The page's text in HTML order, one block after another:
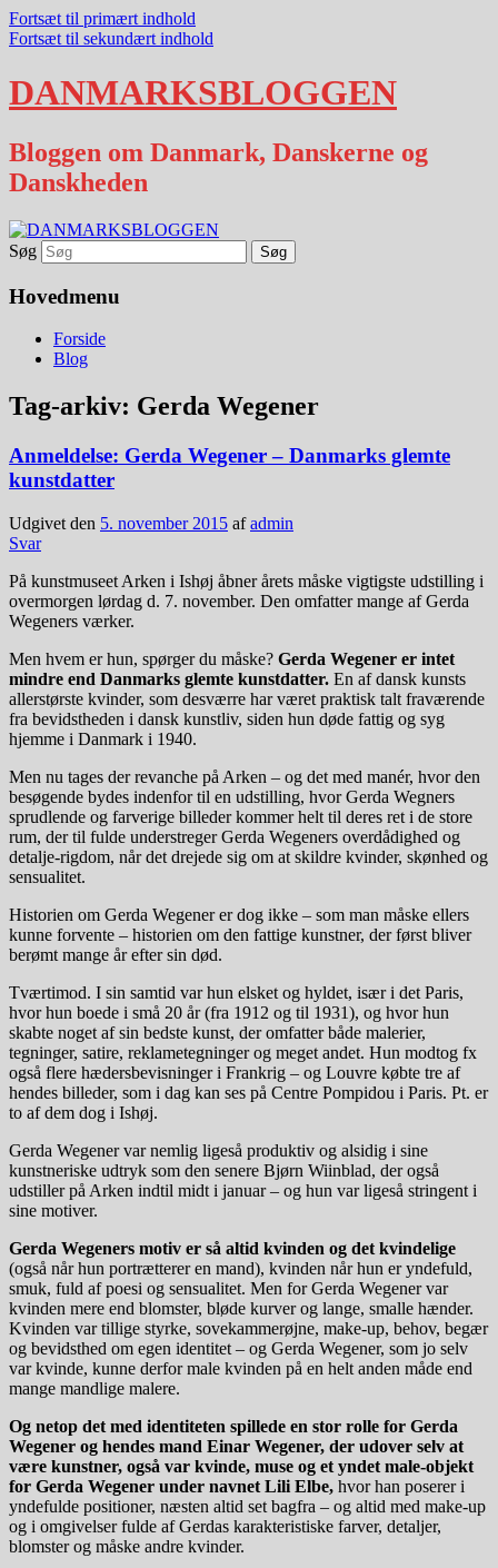
Fortsæt til primært indhold
Fortsæt til sekundært indhold
DANMARKSBLOGGEN
Bloggen om Danmark, Danskerne og
Danskheden
Søg
Hovedmenu
Forside
Blog
Tag-arkiv: Gerda Wegener
Anmeldelse: Gerda Wegener – Danmarks glemte
kunstdatter
Udgivet den 5. november 2015 afadmin
Svar
På kunstmuseet Arken i Ishøj åbner årets måske vigtigste udstilling i
overmorgen lørdag d. 7. november. Den omfatter mange af Gerda
Wegeners værker.
Men hvem er hun, spørger du måske? Gerda Wegener er intet
mindre end Danmarks glemte kunstdatter. En af dansk kunsts
allerstørste kvinder, som desværre har været praktisk talt fraværende
fra bevidstheden i dansk kunstliv, siden hun døde fattig og syg
hjemme i Danmark i 1940.
Men nu tages der revanche på Arken – og det med manér, hvor den
besøgende bydes indenfor til en udstilling, hvor Gerda Wegners
sprudlende og farverige billeder kommer helt til deres ret i de store
rum, der til fulde understreger Gerda Wegeners overdådighed og
detalje-rigdom, når det drejede sig om at skildre kvinder, skønhed og
sensualitet.
Historien om Gerda Wegener er dog ikke – som man måske ellers
kunne forvente – historien om den fattige kunstner, der først bliver
berømt mange år efter sin død.
Tværtimod. I sin samtid var hun elsket og hyldet, især i det Paris,
hvor hun boede i små 20 år (fra 1912 og til 1931), og hvor hun
skabte noget af sin bedste kunst, der omfatter både malerier,
tegninger, satire, reklametegninger og meget andet. Hun modtog fx
også flere hædersbevisninger i Frankrig – og Louvre købte tre af
hendes billeder, som i dag kan ses på Centre Pompidou i Paris. Pt. er
to af dem dog i Ishøj.
Gerda Wegener var nemlig ligeså produktiv og alsidig i sine
kunstneriske udtryk som den senere Bjørn Wiinblad, der også
udstiller på Arken indtil midt i januar – og hun var ligeså stringent i
sine motiver.
Gerda Wegeners motiv er så altid kvinden og det kvindelige
(også når hun portrætterer en mand), kvinden når hun er yndefuld,
smuk, fuld af poesi og sensualitet. Men for Gerda Wegener var
kvinden mere end blomster, bløde kurver og lange, smalle hænder.
Kvinden var tillige styrke, sovekammerøjne, make-up, behov, begær
og bevidsthed om egen identitet – og Gerda Wegener, som jo selv
var kvinde, kunne derfor male kvinden på en helt anden måde end
mange mandlige malere.
Og netop det med identiteten spillede en stor rolle for Gerda
Wegener og hendes mand Einar Wegener, der udover selv at
være kunstner, også var kvinde, muse og et yndet male-objekt
for Gerda Wegener under navnet Lili Elbe, hvor han poserer i
yndefulde positioner, næsten altid set bagfra – og altid med make-up
og i omgivelser fulde af Gerdas karakteristiske farver, detaljer,
blomster og måske andre kvinder.